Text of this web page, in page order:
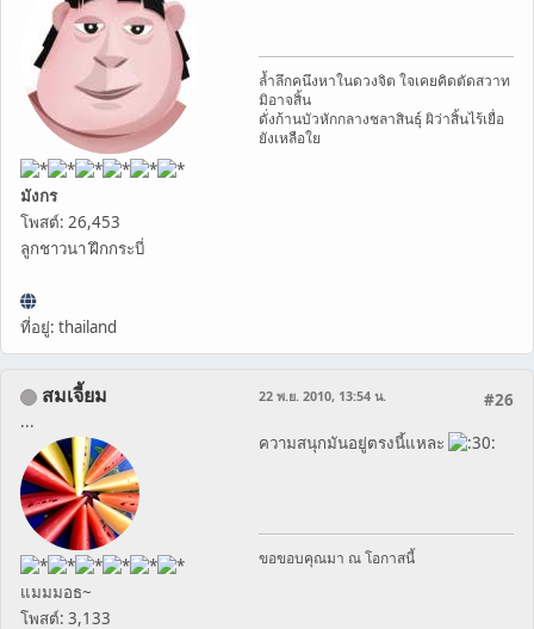
มังกร
โพสต์: 26,453
ลูกชาวนา ฝึกกระบี่
ที่อยู่: thailand
ล้ำลึกคนึงหาในดวงจิต ใจเคยคิดตัดสวาท
มิอาจสิ้น
ดั่งก้านบัวหักกลางชลาสินธุ์ ผิว่าสิ้นไร้เยื่อ
ยังเหลือใย
สมเจี้ยม
...
แมมมอธ~
โพสต์: 3,133
#26
22 พ.ย. 2010, 13:54 น.
ความสนุกมันอยู่ตรงนี้แหละ
ขอขอบคุณมา ณ โอกาสนี้